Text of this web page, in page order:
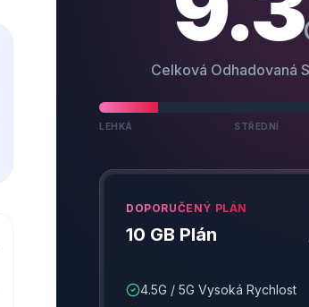
Celková Odhadovaná
LEHKÁ STŘEDNÍ
DOPORUČENÝ PLÁN
10 GB Plán
4.5G / 5G Vysoká Rychlost